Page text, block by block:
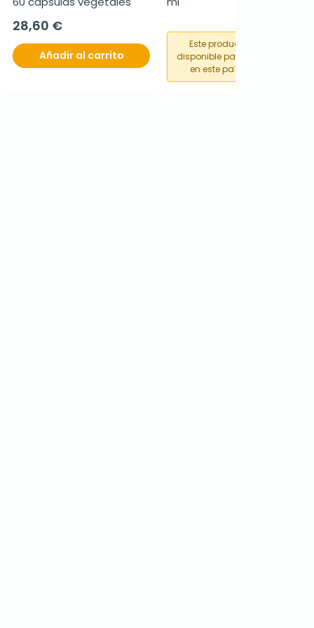
28,60 €
Añadir al carrito
Este producto no está
disponible para su compra
en este país o región.